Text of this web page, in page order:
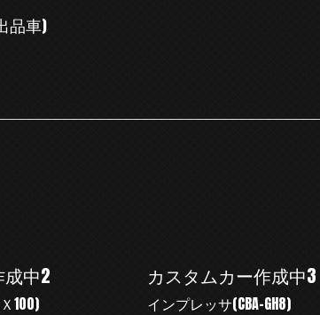
品車)
中2
100)
カスタムカー作成中3
インプレッサ(CBA-GH8)